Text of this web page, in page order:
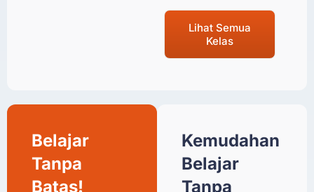
Lihat Semua
Kelas
Belajar
Tanpa
Batas!
Kemudahan
Belajar
Tanpa